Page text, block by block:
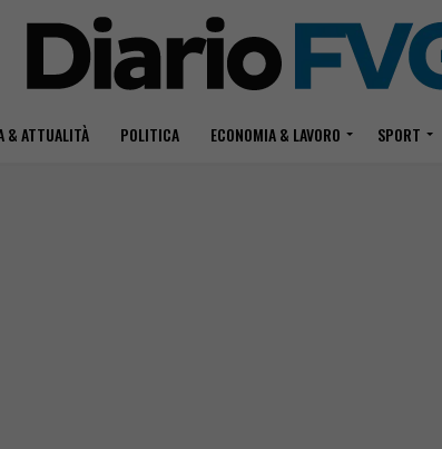
& ATTUALITÀ POLITICA ECONOMIA & LAVORO SPORT